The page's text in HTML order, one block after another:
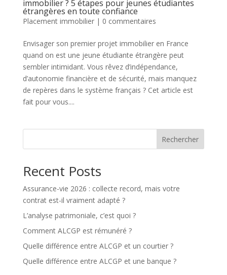
immobilier ? 5 étapes pour jeunes étudiantes
étrangères en toute confiance
Placement immobilier| 0 commentaires
Envisager son premier projet immobilier en France
quand on est une jeune étudiante étrangère peut
sembler intimidant. Vous rêvez d’indépendance,
d’autonomie financière et de sécurité, mais manquez
de repères dans le système français ? Cet article est
fait pour vous....
Rechercher
Recent Posts
Assurance-vie 2026 : collecte record, mais votre
contrat est-il vraiment adapté ?
L’analyse patrimoniale, c’est quoi ?
Comment ALCGP est rémunéré ?
Quelle différence entre ALCGP et un courtier ?
Quelle différence entre ALCGP et une banque ?